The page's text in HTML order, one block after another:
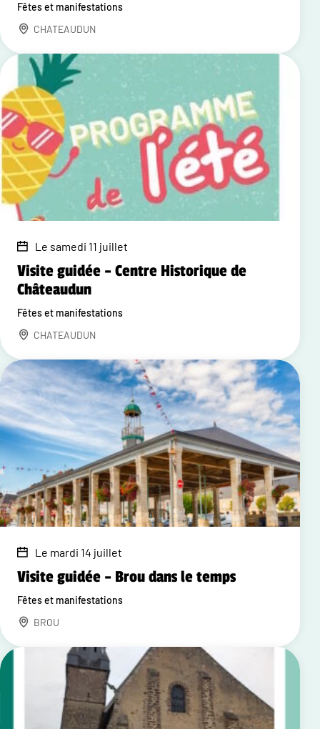
Fêtes et manifestations
CHATEAUDUN
Le samedi 11 juillet
Visite guidée – Centre Historique de
Châteaudun
Fêtes et manifestations
CHATEAUDUN
Le mardi 14 juillet
Visite guidée – Brou dans le temps
Fêtes et manifestations
BROU